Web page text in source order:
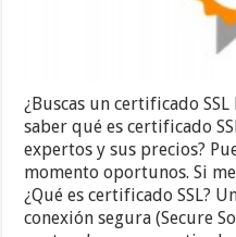
¿Buscas un certificado
saber qué es certificado
expertos y sus precios?
momento oportunos. Si
¿Qué es certificado SSL?
conexión segura (Secure